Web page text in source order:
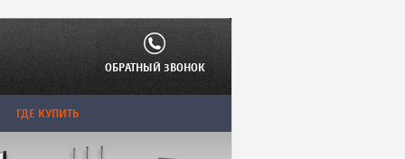
ОБРАТНЫЙ ЗВОНОК
ГДЕ КУПИТЬ